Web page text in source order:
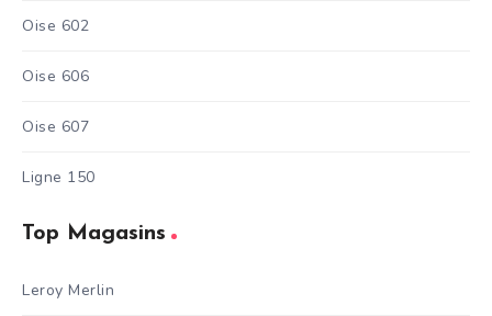
Oise 602
Oise 606
Oise 607
Ligne 150
Top Magasins
Leroy Merlin